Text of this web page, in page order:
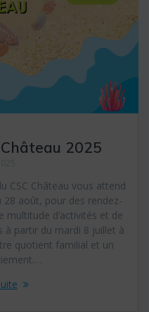
2025
CSC Château vous attend
août, pour des rendez-
multitude d’activités et de
à partir du mardi 8 juillet à
quotient familial et un